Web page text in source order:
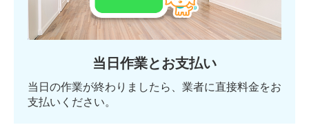
当日作業とお支払い
当日の作業が終わりましたら、業者に直接料金をお
支払いください。